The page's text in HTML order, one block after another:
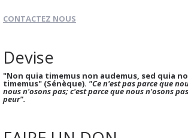
CONTACTEZ NOUS
Devise
"Non quia timemus non audemus, sed quia
timemus" (Sénèque). "Ce n'est pas parce que
nous n'osons pas; c'est parce que nous n'osons
peur".